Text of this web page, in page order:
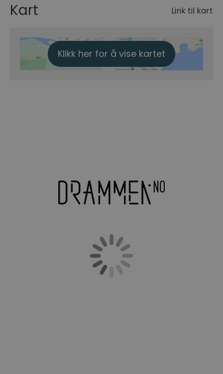
Kart Link til kart
Klikk her for å vise kartet